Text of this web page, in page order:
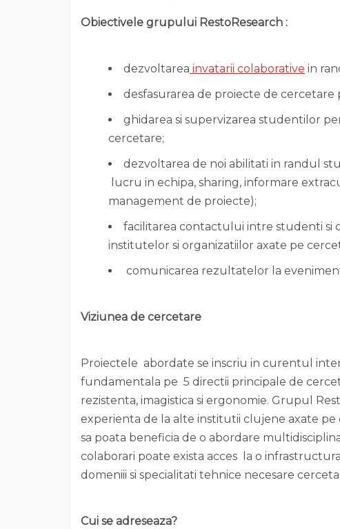
Obiectivele grupului RestoResearch :
dezvoltarea invatarii colaborative in
desfasurarea de proiecte de cercetare
ghidarea si supervizarea studentilor
cercetare;
dezvoltarea de noi abilitati in randul
lucru in echipa, sharing, informare
management de proiecte);
facilitarea contactului intre studenti si
institutelor si organizatiilor axate pe
comunicarea rezultatelor la
Viziunea de cercetare
Proiectele abordate se inscriu in curentul
fundamentala pe 5 directii principale de
rezistenta, imagistica si ergonomie. Grupul
experienta de la alte institutii clujene axate
sa poata beneficia de o abordare
colaborari poate exista acces la o
domeniii si specialitati tehnice necesare
Cui se adreseaza?